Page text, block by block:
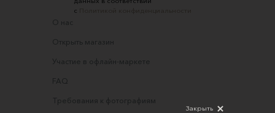
с
О нас
Открыть магазин
Участие в офлайн-маркете
FAQ
Требования к фотографиям
Закрыть